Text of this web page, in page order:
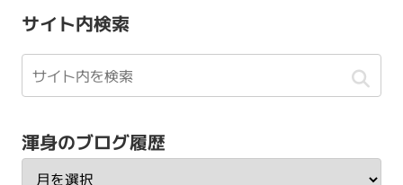
サイト内検索
渾身のブログ履歴